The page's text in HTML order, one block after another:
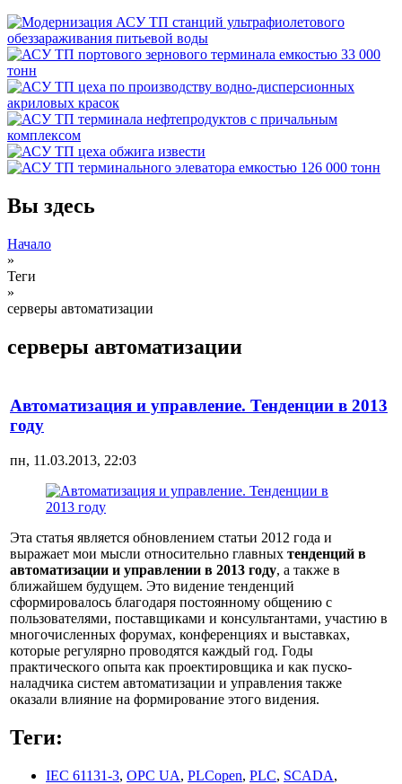
Вы здесь
Начало
»
Теги
»
серверы автоматизации
серверы автоматизации
Автоматизация и управление. Тенденции в 2013
году
пн, 11.03.2013, 22:03
Эта статья является обновлением статьи 2012 года и
выражает мои мысли относительно главных тенденций в
автоматизации и управлении в 2013 году, а также в
ближайшем будущем. Это видение тенденций
сформировалось благодаря постоянному общению с
пользователями, поставщиками и консультантами, участию в
многочисленных форумах, конференциях и выставках,
которые регулярно проводятся каждый год. Годы
практического опыта как проектировщика и как пуско-
наладчика систем автоматизации и управления также
оказали влияние на формирование этого видения.
Теги:
IEC 61131-3, OPC UA, PLCopen, PLC, SCADA,